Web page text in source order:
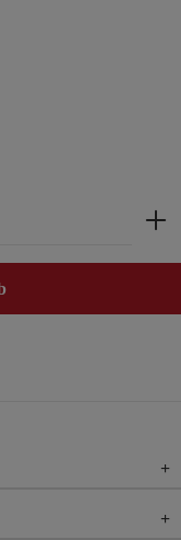
Wert ein
+
+